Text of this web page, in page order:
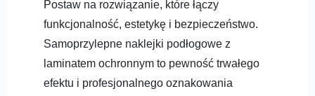
Postaw na rozwiązanie, które łączy
funkcjonalność, estetykę i bezpieczeństwo.
Samoprzylepne naklejki podłogowe z
laminatem ochronnym to pewność trwałego
efektu i profesjonalnego oznakowania